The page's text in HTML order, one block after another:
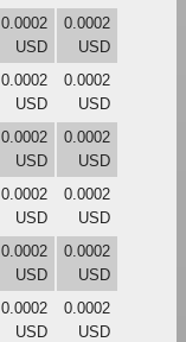
0.0002
USD
0.0002
USD
0.0002
USD
0.0002
USD
0.0002
USD
0.0002
USD
0.0002
USD
0.0002
USD
0.0002
USD
0.0002
USD
0.0002
USD
0.0002
USD